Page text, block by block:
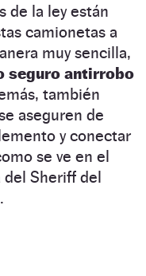
de la ley están
camionetas a
muy sencilla,
seguro antirrobo
también
aseguren de
y conectar
se ve en el
Sheriff del